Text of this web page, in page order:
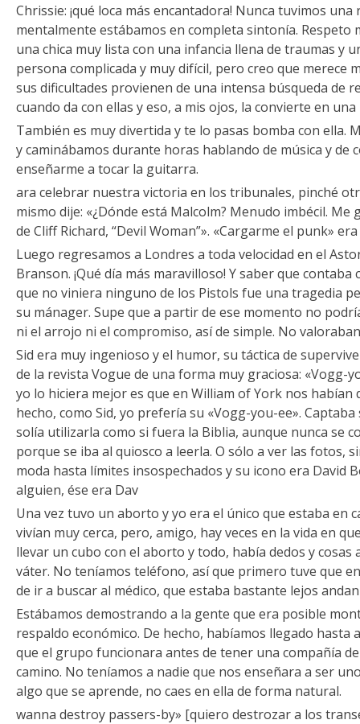
Chrissie: ¡qué loca más encantadora! Nunca tuvimos
mentalmente estábamos en completa sintonía. Respeto
una chica muy lista con una infancia llena de traumas y
persona complicada y muy difícil, pero creo que merece
sus dificultades provienen de una intensa búsqueda de
cuando da con ellas y eso, a mis ojos, la convierte en
También es muy divertida y te lo pasas bomba con ella.
y caminábamos durante horas hablando de música y de
enseñarme a tocar la guitarra.
ara celebrar nuestra victoria en los tribunales, pinché
mismo dije: «¿Dónde está Malcolm? Menudo imbécil.
de Cliff Richard, “Devil Woman”». «Cargarme el punk»
Luego regresamos a Londres a toda velocidad en el
Branson. ¡Qué día más maravilloso! Y saber que
que no viniera ninguno de los Pistols fue una tragedia
su mánager. Supe que a partir de ese momento no
ni el arrojo ni el compromiso, así de simple. No
Sid era muy ingenioso y el humor, su táctica de
de la revista Vogue de una forma muy graciosa: «Vogg-
yo lo hiciera mejor es que en William of York nos habían
hecho, como Sid, yo prefería su «Vogg-you-ee».
solía utilizarla como si fuera la Biblia, aunque nunca se
porque se iba al quiosco a leerla. O sólo a ver las fotos,
moda hasta límites insospechados y su icono era David
alguien, ése era Dav
Una vez tuvo un aborto y yo era el único que estaba en
vivían muy cerca, pero, amigo, hay veces en la vida en
llevar un cubo con el aborto y todo, había dedos y
váter. No teníamos teléfono, así que primero tuve que
de ir a buscar al médico, que estaba bastante lejos andan
Estábamos demostrando a la gente que era posible
respaldo económico. De hecho, habíamos llegado hasta
que el grupo funcionara antes de tener una compañía
camino. No teníamos a nadie que nos enseñara a ser
algo que se aprende, no caes en ella de forma natural.
wanna destroy passers-by» [quiero destrozar a los